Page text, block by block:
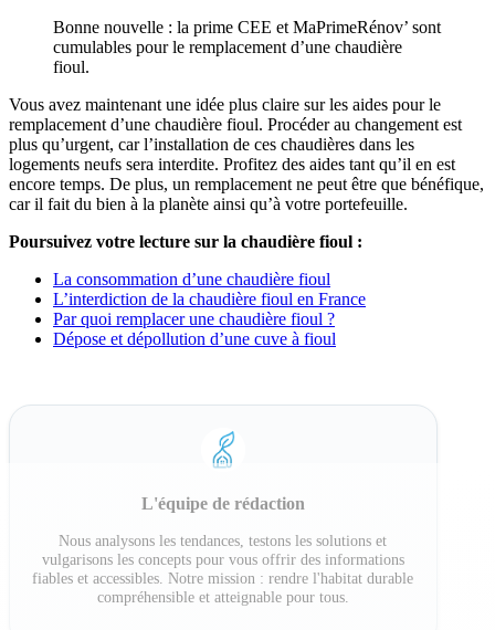
Bonne nouvelle : la prime CEE et MaPrimeRénov’ sont
cumulables pour le remplacement d’une chaudière
fioul.
Vous avez maintenant une idée plus claire sur les aides pour le
remplacement d’une chaudière fioul. Procéder au changement est
plus qu’urgent, car l’installation de ces chaudières dans les
logements neufs sera interdite. Profitez des aides tant qu’il en est
encore temps. De plus, un remplacement ne peut être que bénéfique,
car il fait du bien à la planète ainsi qu’à votre portefeuille.
Poursuivez votre lecture sur la chaudière fioul :
La consommation d’une chaudière fioul
L’interdiction de la chaudière fioul en France
Par quoi remplacer une chaudière fioul ?
Dépose et dépollution d’une cuve à fioul
L'équipe de rédaction
Nous analysons les tendances, testons les solutions et
vulgarisons les concepts pour vous offrir des informations
fiables et accessibles. Notre mission : rendre l'habitat durable
compréhensible et atteignable pour tous.